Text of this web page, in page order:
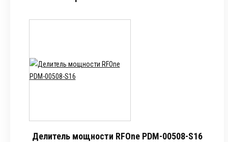
Делитель мощности RFOne PDM-00508-S16